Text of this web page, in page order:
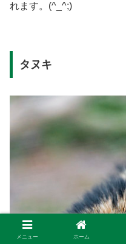
れます。(^_^;)
タヌキ
メニュー ホーム